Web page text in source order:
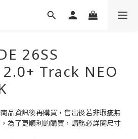
26SS
2.0+ Track NEO
品資訊後再購買，售出後若非瑕疵無
為了更順利的購買，請務必詳閱尺寸